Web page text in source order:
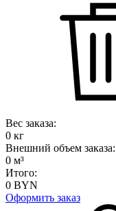
Вес заказа:
0 кг
Внешний объем заказа:
0 м³
Итого:
0 BYN
Оформить заказ